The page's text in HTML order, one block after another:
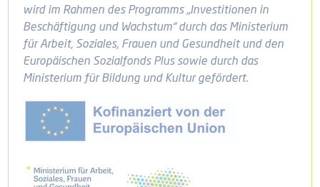
wird im Rahmen des Programms „Investitionen in
Beschäftigung und Wachstum“ durch das Ministerium
für Arbeit, Soziales, Frauen und Gesundheit und den
Europäischen Sozialfonds Plus sowie durch das
Ministerium für Bildung und Kultur gefördert.